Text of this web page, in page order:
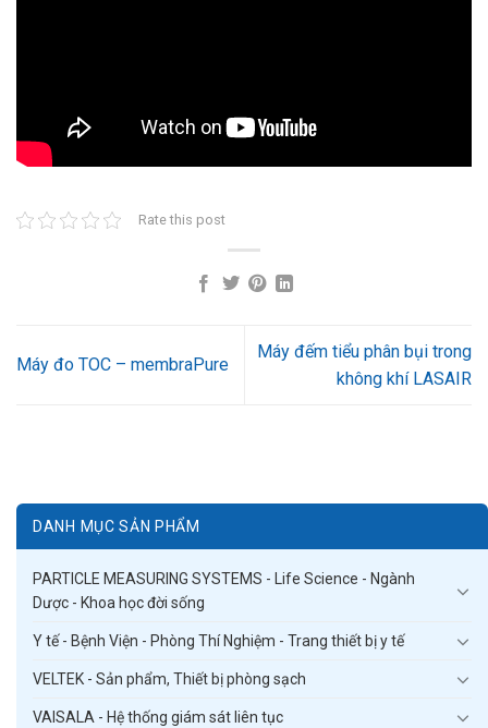
DANH MỤC SẢN PHẨM
PARTICLE MEASURING SYSTEMS - Life Science - Ngành
Dược - Khoa học đời sống
Y tế - Bệnh Viện - Phòng Thí Nghiệm - Trang thiết bị y tế
VELTEK - Sản phẩm, Thiết bị phòng sạch
VAISALA - Hệ thống giám sát liên tục
Rate this post
Máy đo TOC – membraPure
Máy đếm tiểu phân bụi trong
không khí LASAIR